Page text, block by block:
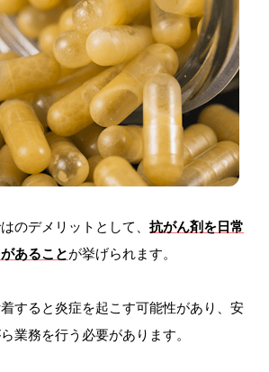
のデメリットとして、 抗がん剤を日常
あることが挙げられます。
すると炎症を起こす可能性があり、安
業務を行う必要があります。